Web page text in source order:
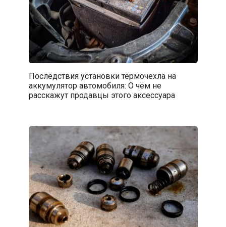
Последствия установки термочехла на
аккумулятор автомобиля: О чём не
расскажут продавцы этого аксессуара